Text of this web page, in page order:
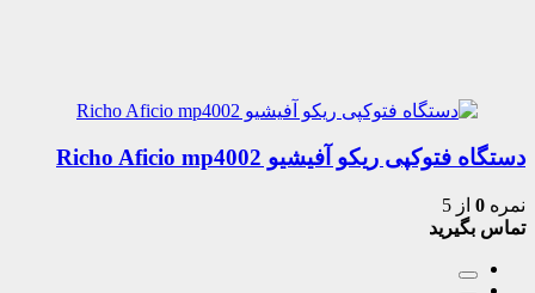
دستگاه فتوکپی ریکو آفیشیو Richo Aficio mp4002
نمره 0 از 5
تماس بگیرید